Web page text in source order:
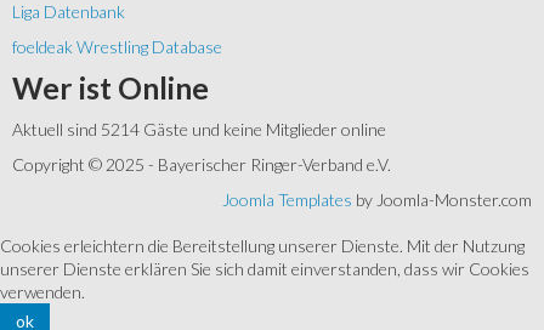
Liga Datenbank
foeldeak Wrestling Database
Wer ist Online
Aktuell sind 5214 Gäste und keine Mitglieder online
Copyright © 2025 - Bayerischer Ringer-Verband e.V.
Joomla Templates by Joomla-Monster.com
Cookies erleichtern die Bereitstellung unserer Dienste. Mit der Nutzung
unserer Dienste erklären Sie sich damit einverstanden, dass wir Cookies
verwenden.
ok